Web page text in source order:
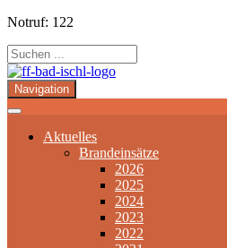
Notruf: 122
Navigation
Aktuelles
Brandeinsätze
2026
2025
2024
2023
2022